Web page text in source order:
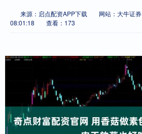
来源：启点配资APP下载 网站：大牛证券
08:01:18
查看：173